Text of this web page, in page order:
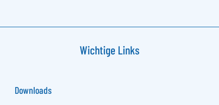
Wichtige Links
Downloads